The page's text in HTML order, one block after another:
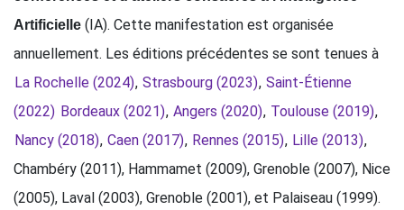
Artificielle (IA). Cette manifestation est organisée
annuellement. Les éditions précédentes se sont tenues à
La Rochelle (2024), Strasbourg (2023), Saint-Étienne
(2022) Bordeaux (2021), Angers (2020), Toulouse (2019),
Nancy (2018), Caen (2017), Rennes (2015), Lille (2013),
Chambéry (2011), Hammamet (2009), Grenoble (2007), Nice
(2005), Laval (2003), Grenoble (2001), et Palaiseau (1999).